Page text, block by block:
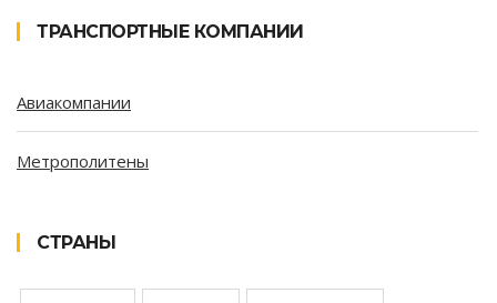
ТРАНСПОРТНЫЕ КОМПАНИИ
Авиакомпании
Метрополитены
СТРАНЫ